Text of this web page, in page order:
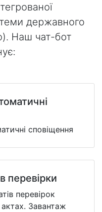
державного
Наш чат-бот
сповіщення
перевірки
перевірок
Завантаж